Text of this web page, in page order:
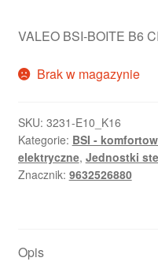
VALEO BSI-BOITE B6
Brak w magazynie
SKU: 3231-E10_K16
Kategorie: BSI -
elektryczne, Jednostki
Znacznik: 9632526880
Opis